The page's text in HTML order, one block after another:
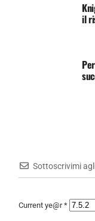
il
Sottoscrivimi
Current ye@r*